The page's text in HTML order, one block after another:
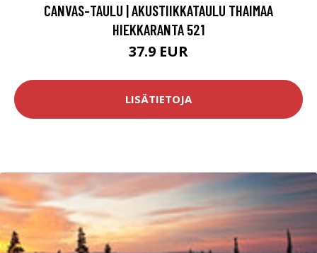
CANVAS-TAULU | AKUSTIIKKATAULU THAIMAA
HIEKKARANTA 521
37.9 EUR
LISÄTIETOJA